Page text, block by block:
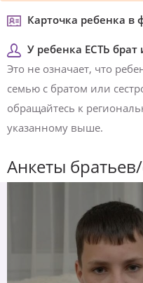
Карточка ребенка в
У ребенка ЕСТЬ брат
Это не означает, что
семью с братом или
обращайтесь к
указанному выше.
Анкеты братьев/